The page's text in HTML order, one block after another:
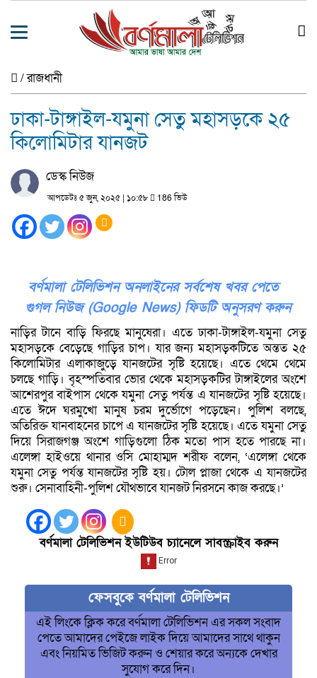
/রাজধানী
ঢাকা-টাঙ্গাইল-যমুনা সেতু মহাসড়কে ২৫
কিলোমিটার যানজট
ডেস্ক নিউজ
আপডেটঃ ৫ জুন, ২০২৫ | ১০:৫৮ 186 ভিউ
বর্ণমালা টেলিভিশন অনলাইনের সর্বশেষ খবর পেতে
গুগল নিউজ (Google News) ফিডটি অনুসরণ করুন
নাড়ির টানে বাড়ি ফিরছে মানুষেরা। এতে ঢাকা-টাঙ্গাইল-যমুনা সেতু
মহাসড়কে বেড়েছে গাড়ির চাপ। যার জন্য মহাসড়কটিতে অন্তত ২৫
কিলোমিটার এলাকাজুড়ে যানজটের সৃষ্টি হয়েছে। এতে থেমে থেমে
চলছে গাড়ি। বৃহস্পতিবার ভোর থেকে মহাসড়কটির টাঙ্গাইলের অংশে
আশেরপুর বাইপাস থেকে যমুনা সেতু পর্যন্ত এ যানজটের সৃষ্টি হয়েছে।
এতে ঈদে ঘরমুখো মানুষ চরম দুর্ভোগে পড়েছেন। পুলিশ বলছে,
অতিরিক্ত যানবাহনের চাপে এ যানজটের সৃষ্টি হয়েছে। এতে যমুনা সেতু
দিয়ে সিরাজগঞ্জ অংশে গাড়িগুলো ঠিক মতো পাস হতে পারছে না।
এলেঙ্গা হাইওয়ে থানার ওসি মোহাম্মদ শরীফ বলেন, ‘এলেঙ্গা থেকে
যমুনা সেতু পর্যন্ত যানজটের সৃষ্টি হয়। টোল প্লাজা থেকে এ যানজটের
শুরু। সেনাবাহিনী-পুলিশ যৌথভাবে যানজট নিরসনে কাজ করছে।’
বর্ণমালা টেলিভিশন ইউটিউব চ্যানেলে সাবস্ক্রাইব করুন
ফেসবুকে বর্ণমালা টেলিভিশন
এই লিংকে ক্লিক করে বর্ণমালা টেলিভিশন এর সকল সংবাদ
পেতে আমাদের পেইজে লাইক দিয়ে আমাদের সাথে থাকুন
এবং নিয়মিত ভিজিট করুন ও শেয়ার করে অন্যকে দেখার
সুযোগ করে দিন।